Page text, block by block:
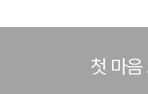
첫 마